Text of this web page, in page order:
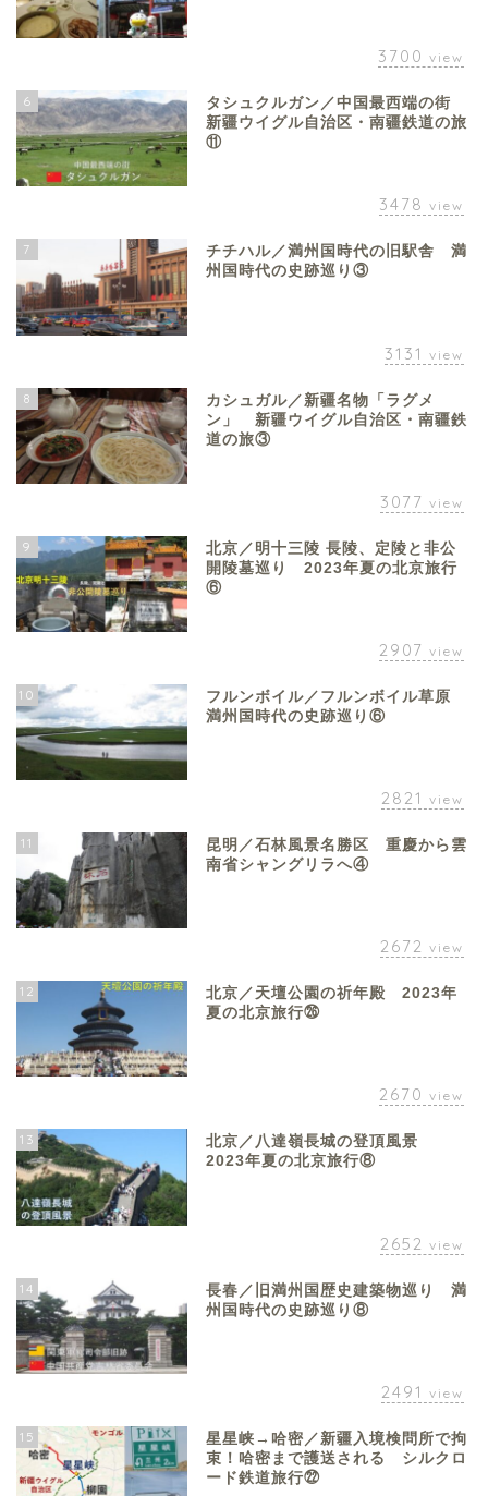
3700 view
6
タシュクルガン／中国最西端の街
新疆ウイグル自治区・南疆鉄道の旅
⑪
3478 view
7
チチハル／満州国時代の旧駅舎 満
州国時代の史跡巡り③
3131 view
8
カシュガル／新疆名物「ラグメ
ン」 新疆ウイグル自治区・南疆鉄
道の旅③
3077 view
9
北京／明十三陵 長陵、定陵と非公
開陵墓巡り 2023年夏の北京旅行
⑥
2907 view
10
フルンボイル／フルンボイル草原
満州国時代の史跡巡り⑥
2821 view
11
昆明／石林風景名勝区 重慶から雲
南省シャングリラへ④
2672 view
12
北京／天壇公園の祈年殿 2023年
夏の北京旅行㉖
2670 view
13
北京／八達嶺長城の登頂風景
2023年夏の北京旅行⑧
2652 view
14
長春／旧満州国歴史建築物巡り 満
州国時代の史跡巡り⑧
2491 view
15
星星峡→哈密／新疆入境検問所で拘
束！哈密まで護送される シルクロ
ード鉄道旅行㉒